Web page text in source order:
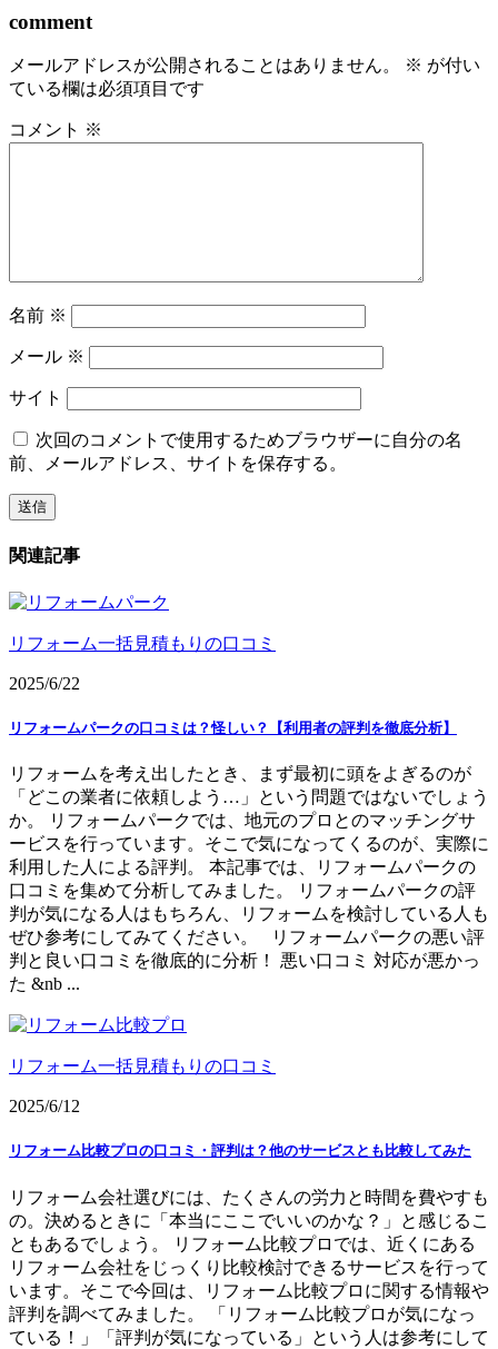
comment
メールアドレスが公開されることはありません。 ※ が付い
ている欄は必須項目です
コメント ※
名前 ※
メール ※
サイト
次回のコメントで使用するためブラウザーに自分の名
前、メールアドレス、サイトを保存する。
関連記事
リフォーム一括見積もりの口コミ
2025/6/22
リフォームパークの口コミは？怪しい？【利用者の評判を徹底分析】
リフォームを考え出したとき、まず最初に頭をよぎるのが
「どこの業者に依頼しよう…」という問題ではないでしょう
か。 リフォームパークでは、地元のプロとのマッチングサ
ービスを行っています。そこで気になってくるのが、実際に
利用した人による評判。 本記事では、リフォームパークの
口コミを集めて分析してみました。 リフォームパークの評
判が気になる人はもちろん、リフォームを検討している人も
ぜひ参考にしてみてください。 リフォームパークの悪い評
判と良い口コミを徹底的に分析！ 悪い口コミ 対応が悪かっ
た &nb ...
リフォーム一括見積もりの口コミ
2025/6/12
リフォーム比較プロの口コミ・評判は？他のサービスとも比較してみた
リフォーム会社選びには、たくさんの労力と時間を費やすも
の。決めるときに「本当にここでいいのかな？」と感じるこ
ともあるでしょう。 リフォーム比較プロでは、近くにある
リフォーム会社をじっくり比較検討できるサービスを行って
います。そこで今回は、リフォーム比較プロに関する情報や
評判を調べてみました。 「リフォーム比較プロが気になっ
ている！」「評判が気になっている」という人は参考にして